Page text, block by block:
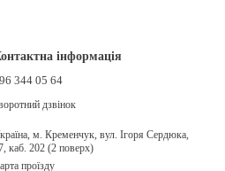
інформація
344 05 64
дзвінок
м. Кременчук, вул. Ігоря Сердюка,
каб. 202 (2 поверх)
проїзду